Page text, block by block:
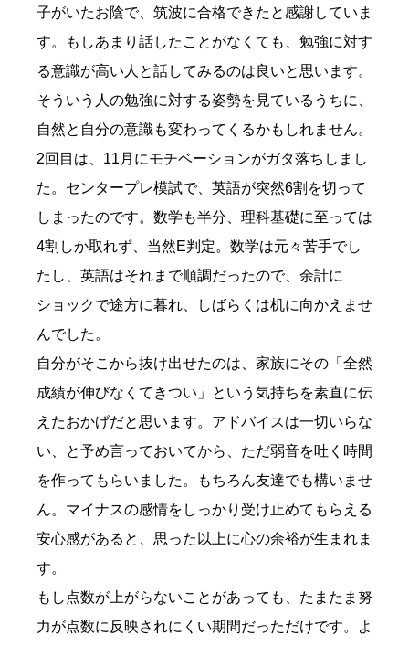
子がいたお陰で、筑波に合格できたと感謝していま
す。もしあまり話したことがなくても、勉強に対す
る意識が高い人と話してみるのは良いと思います。
そういう人の勉強に対する姿勢を見ているうちに、
自然と自分の意識も変わってくるかもしれません。
2回目は、11月にモチベーションがガタ落ちしまし
た。センタープレ模試で、英語が突然6割を切って
しまったのです。数学も半分、理科基礎に至っては
4割しか取れず、当然E判定。数学は元々苦手でし
たし、英語はそれまで順調だったので、余計に
ショックで途方に暮れ、しばらくは机に向かえませ
んでした。
自分がそこから抜け出せたのは、家族にその「全然
成績が伸びなくてきつい」という気持ちを素直に伝
えたおかげだと思います。アドバイスは一切いらな
い、と予め言っておいてから、ただ弱音を吐く時間
を作ってもらいました。もちろん友達でも構いませ
ん。マイナスの感情をしっかり受け止めてもらえる
安心感があると、思った以上に心の余裕が生まれま
す。
もし点数が上がらないことがあっても、たまたま努
力が点数に反映されにくい期間だっただけです。よ